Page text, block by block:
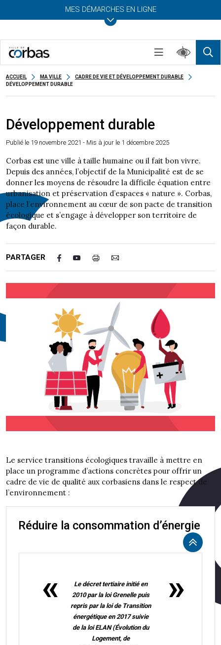
MES DÉMARCHES EN LIGNE
ACCUEIL MA VILLE
CADRE DE VIE ET DÉVELOPPEMENT DURABLE
DÉVELOPPEMENT DURABLE
Développement durable
Publié le 19 novembre 2021 - Mis à jour le 1 décembre 2025
Corbas est une ville à taille humaine ou il fait bon vivre.
Depuis des années, l’objectif de la Municipalité est de se
donner les moyens de résoudre la difficile équation entre
urbanisation et préservation d’espaces « nature ». Corbas,
place l’environnement au cœur de son pacte de transition
écologique et s’engage à développer son territoire de
façon durable.
PARTAGER
Le service transitions écologiques travaille à mettre en
place un programme d’actions concrètes pour offrir un
cadre de vie de qualité aux corbasiens dans le respect de
l’environnement :
Réduire la consommation d’énergie
Le décret tertiaire initié en
2010 par la loi Grenelle puis
repris par la loi de Transition
énergétique en 2017 suivie
de la loi ELAN (Évolution du
Logement, de